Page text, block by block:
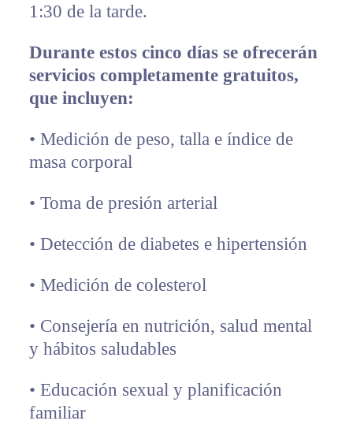
1:30 de la tarde.
Durante estos cinco días se ofrecerán
servicios completamente gratuitos,
que incluyen:
• ⁠Medición de peso, talla e índice de
masa corporal
•⁠ Toma de presión arterial
•⁠ Detección de diabetes e hipertensión
•⁠ Medición de colesterol
•⁠ Consejería en nutrición, salud mental
y hábitos saludables
•⁠ Educación sexual y planificación
familiar